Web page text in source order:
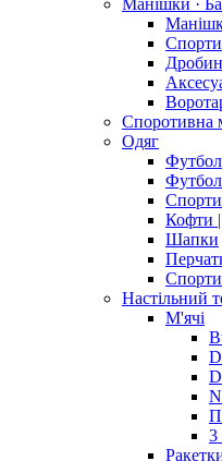
Споротивна
Одяг
Кофти |
Шапки
Настільний
М'ячі
3